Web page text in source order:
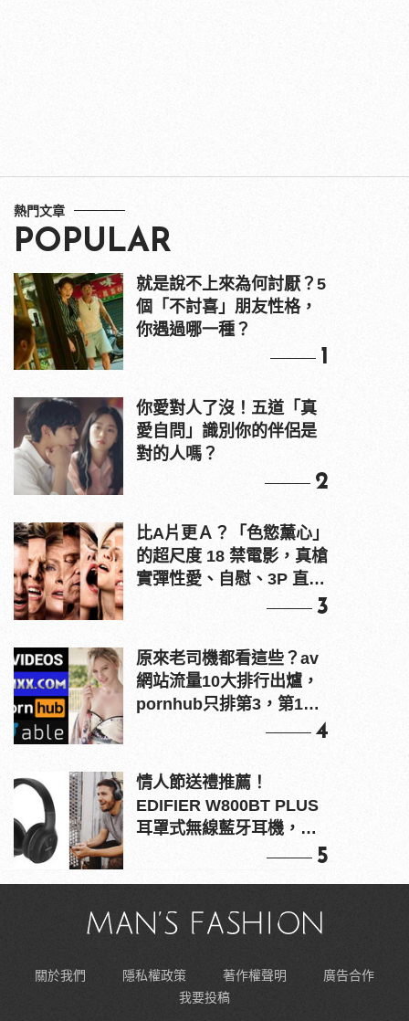
熱門文章
POPULAR
就是說不上來為何討厭？5
個「不討喜」朋友性格，
你遇過哪一種？
1
你愛對人了沒！五道「真
愛自問」識別你的伴侶是
對的人嗎？
2
比A片更Ａ？「色慾薰心」
的超尺度 18 禁電影，真槍
實彈性愛、自慰、3P 直接
3
原來老司機都看這些？av
網站流量10大排行出爐，
pornhub只排第3，第1名
4
情人節送禮推薦！
EDIFIER W800BT PLUS
耳罩式無線藍牙耳機，在
5
關於我們 隱私權政策 著作權聲明
廣告合作
我要投稿